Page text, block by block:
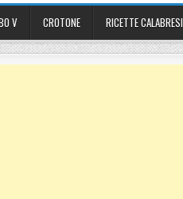
V CROTONE RICETTE CALABRESI